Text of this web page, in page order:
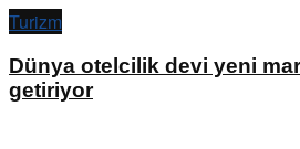
Turizm
Dünya otelcilik devi yeni
getiriyor